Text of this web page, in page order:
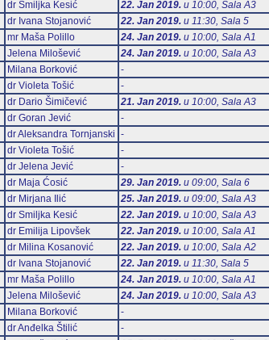
dr Smiljka Kesić 22. Jan 2019.u 10:00, Sala А3
dr Ivana Stojanović 22. Jan 2019.u 11:30, Sala 5
mr Maša Polillo 24. Jan 2019.u 10:00, Sala А1
Jelena Milošević 24. Jan 2019.u 10:00, Sala А3
Milana Borković
-
dr Violeta Tošić
-
dr Dario Šimičević 21. Jan 2019.u 10:00, Sala А3
dr Goran Jević
-
dr Aleksandra Tornjanski -
dr Violeta Tošić
-
dr Jelena Jević
-
dr Maja Ćosić 29. Jan 2019.u 09:00, Sala 6
dr Mirjana Ilić 25. Jan 2019.u 09:00, Sala А3
dr Smiljka Kesić 22. Jan 2019.u 10:00, Sala А3
dr Emilija Lipovšek 22. Jan 2019.u 10:00, Sala А1
dr Milina Kosanović 22. Jan 2019.u 10:00, Sala А2
dr Ivana Stojanović 22. Jan 2019.u 11:30, Sala 5
mr Maša Polillo 24. Jan 2019.u 10:00, Sala А1
Jelena Milošević 24. Jan 2019.u 10:00, Sala А3
Milana Borković
-
dr Anđelka Štilić
-